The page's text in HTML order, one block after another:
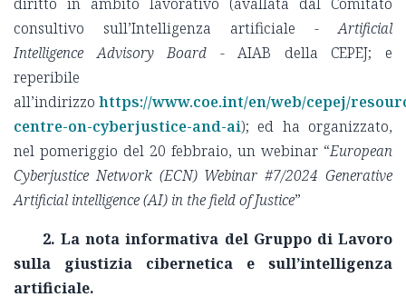
consultivo sull’Intelligenza artificiale -Artificial
Intelligence Advisory Board - AIAB della CEPEJ; e
reperibile
all’indirizzo https://www.coe.int/en/web/cepej/
centre-on-cyberjustice-and-ai); ed ha organizzato,
nel pomeriggio del 20 febbraio, un webinar “European
Cyberjustice Network (ECN) Webinar #7/2024 Generative
Artificial intelligence (AI) in the field of Justice”
2. La nota informativa del Gruppo di Lavoro
sulla giustizia cibernetica e sull’intelligenza
artificiale.